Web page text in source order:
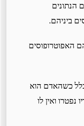
הנתונים
ביניהם.
14: ההורים הם האפוטרופוסים
כשהאדם הוא
ואין לו